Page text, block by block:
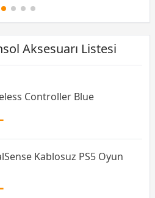
Aksesuarı Listesi
Controller Blue
Kablosuz PS5 Oyun